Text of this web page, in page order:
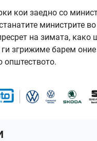
кои заедно со
министрите
на зимата, како
згрижиме барем
општеството.